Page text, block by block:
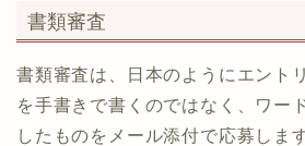
書類審査
書類審査は、日本のようにエント
を手書きで書くのではなく、ワー
したものをメール添付で応募します